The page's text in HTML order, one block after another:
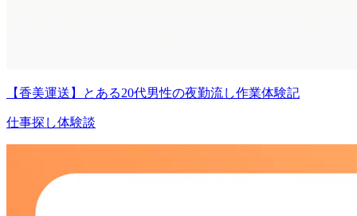
【香美運送】とある20代男性の夜勤流し作業体験記
仕事探し体験談